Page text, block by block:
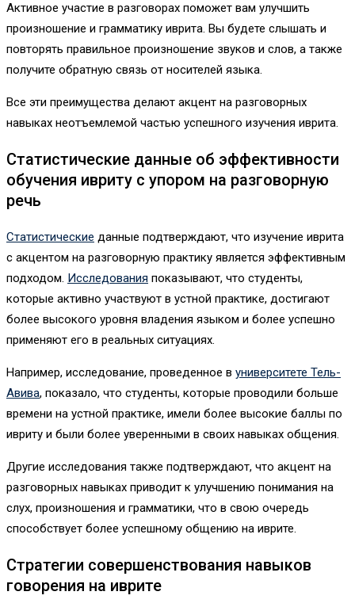
Активное участие в разговорах поможет вам улучшить
произношение и грамматику иврита. Вы будете слышать и
повторять правильное произношение звуков и слов, а также
получите обратную связь от носителей языка.
Все эти преимущества делают акцент на разговорных
навыках неотъемлемой частью успешного изучения иврита.
Статистические данные об эффективности
обучения ивриту с упором на разговорную
речь
Статистические данные подтверждают, что изучение иврита
с акцентом на разговорную практику является эффективным
подходом. Исследования показывают, что студенты,
которые активно участвуют в устной практике, достигают
более высокого уровня владения языком и более успешно
применяют его в реальных ситуациях.
Например, исследование, проведенное в университете Тель-
Авива, показало, что студенты, которые проводили больше
времени на устной практике, имели более высокие баллы по
ивриту и были более уверенными в своих навыках общения.
Другие исследования также подтверждают, что акцент на
разговорных навыках приводит к улучшению понимания на
слух, произношения и грамматики, что в свою очередь
способствует более успешному общению на иврите.
Стратегии совершенствования навыков
говорения на иврите